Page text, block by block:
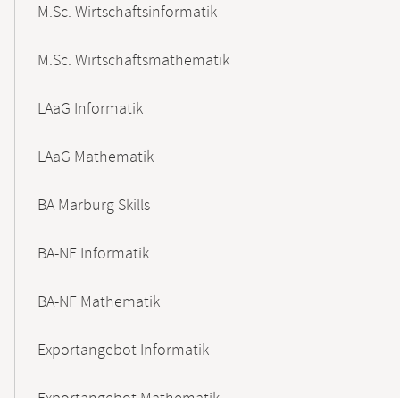
M.Sc. Wirtschaftsinformatik
M.Sc. Wirtschaftsmathematik
LAaG Informatik
LAaG Mathematik
BA Marburg Skills
BA-NF Informatik
BA-NF Mathematik
Exportangebot Informatik